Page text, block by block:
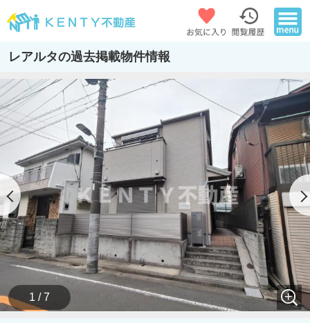
レアルタの過去掲載物件情報
1 / 7